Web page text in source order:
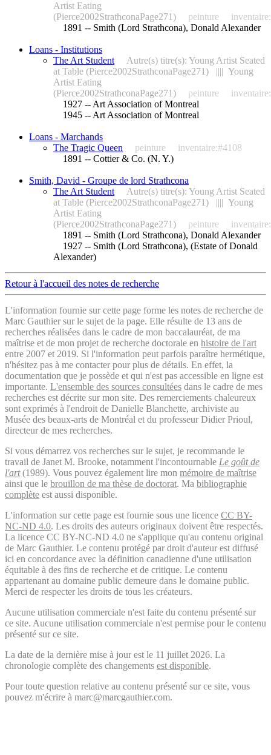
Artist Eating
(Pierce2002StrathconaPage271)
peinture
1891 -- Smith (Lord Strathcona), Donald Alexander
Loans - Institutions
The Art Student
Autre(s) titre(s): Young Artist Seated
at Table (Pierce2002StrathconaPage271) |||| Young
Artist Eating
(Pierce2002StrathconaPage271)
peinture
1927 -- Art Association of Montreal
1945 -- Art Association of Montreal
Loans - Marchands
The Tragic Queen
peinture
inventaire:#4108
1891 -- Cottier & Co. (N. Y.)
Smith, David - Groupe de lord Strathcona
The Art Student
Autre(s) titre(s): Young Artist Seated
at Table (Pierce2002StrathconaPage271) |||| Young
Artist Eating
(Pierce2002StrathconaPage271)
peinture
1891 -- Smith (Lord Strathcona), Donald Alexander
1927 -- Smith (Lord Strathcona), (Estate of Donald
Alexander)
Retour à l'accueil des notes de recherche
L'information fournie sur cette page forme les notes de recherche de
Marc Gauthier sur le sujet de la page. Elle résulte de 13 ans de
recherches réalisées dans le cadre de mon baccalauréat, de ma
maîtrise et de mon projet de recherche doctorale en histoire de l'art
entre 2007 et 2019. Si l'information peut parfois paraître hermétique,
n'hésitez pas à me contacter pour plus de détails. En effet, la
documentation que je possède et qui n'est pas accessible en ligne est
importante. L'ensemble des sources consultées dans le cadre de mes
recherches est décrite sur mon site. Des remerciements chaleureux
sont exprimés à l'endroit de Danielle Blanchette, archiviste au
Musée des beaux-arts de Montréal et du professeur Didier Prioul,
directeur de mes recherches.
Si vous démarrez vos recherches sur le sujet, je recommande le
travail de Janet M. Brooke, notamment l'incontournable Le goût de
l'art(1989). Vous pouvez également lire mon mémoire de maîtrise
ainsi que le brouillon de ma thèse de doctorat. Ma bibliographie
complète est aussi disponible.
L'information sur cette page est fournie sous une licence CC BY-
NC-ND 4.0. Les droits des auteurs originaux doivent être respectés.
La licence CC BY-NC-ND 4.0 ne s'applique qu'au contenu original
de Marc Gauthier. Le contenu protégé par droit d'auteur est diffusé
ici en concordance avec la définition canadienne d'une utilisation
équitable à des fins de recherche et de critique. Le contenu
appartenant au domaine public demeure dans le domaine public.
Merci de respecter les droits de tous les créateurs.
Aucune utilisation commerciale n'est faite du contenu présenté sur
ce site. Aucune utilisation commerciale n'est permise pour le contenu
présenté sur ce site.
La date de la dernière mise à jour est le 11 juillet 2026. La
chronologie complète des changements est disponible.
Pour toute question relative au contenu présenté sur ce site, vous
pouvez m'écrire à marc@marcgauthier.com.